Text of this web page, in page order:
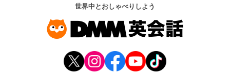
世界中とおしゃべりしよう